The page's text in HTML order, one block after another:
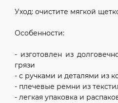
Уход: очистите мягкой
Особенности:
- изготовлен из
грязи
- с ручками и деталями из
- плечевые ремни из
- легкая упаковка и